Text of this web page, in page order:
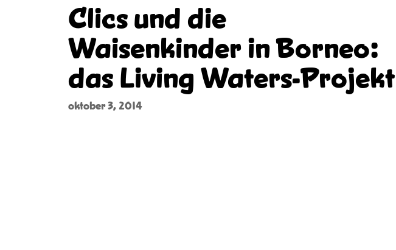
Clics und die
Waisenkinder in Borneo:
das Living Waters-Projekt
oktober 3, 2014